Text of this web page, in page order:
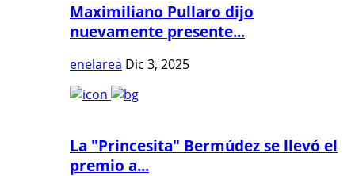
Maximiliano Pullaro dijo
nuevamente presente...
enelarea Dic 3, 2025
La "Princesita" Bermúdez se llevó el
premio a...